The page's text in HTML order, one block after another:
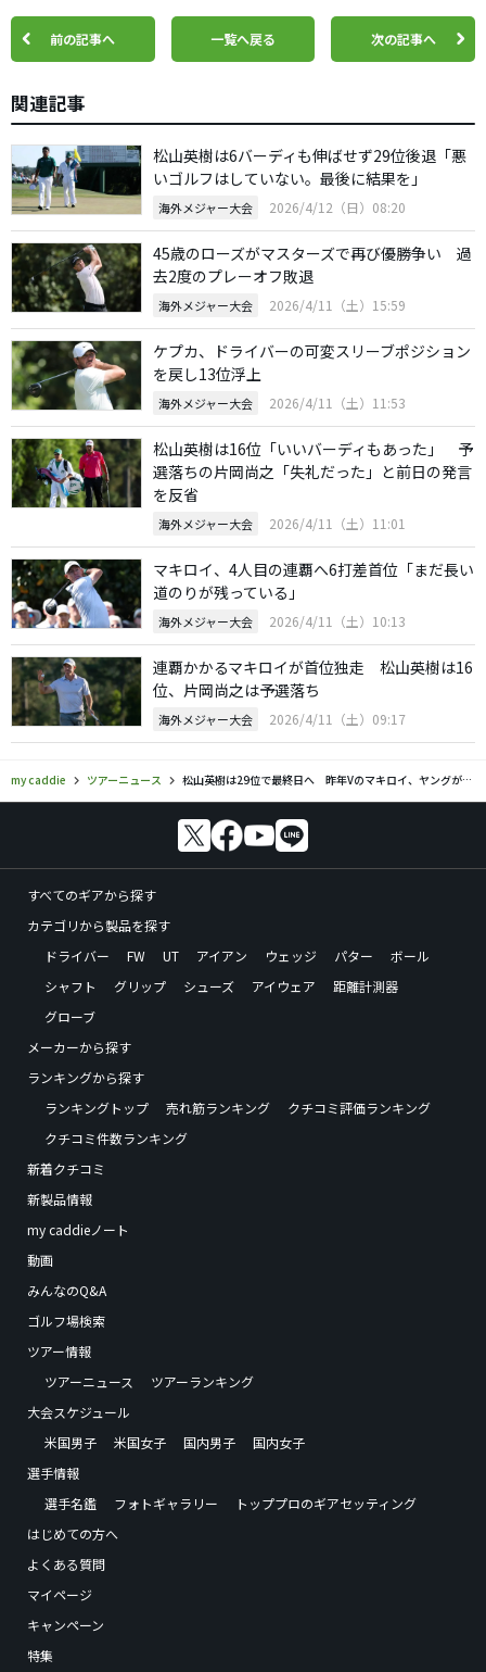
前の記事へ 一覧へ戻る 次の記事へ
関連記事
松山英樹は6バーディも伸ばせず29位後退「悪
いゴルフはしていない。最後に結果を」
海外メジャー大会 2026/4/12（日）08:20
45歳のローズがマスターズで再び優勝争い 過
去2度のプレーオフ敗退
海外メジャー大会 2026/4/11（土）15:59
ケプカ、ドライバーの可変スリーブポジション
を戻し13位浮上
海外メジャー大会 2026/4/11（土）11:53
松山英樹は16位「いいバーディもあった」 予
選落ちの片岡尚之「失礼だった」と前日の発言
を反省
海外メジャー大会 2026/4/11（土）11:01
マキロイ、4人目の連覇へ6打差首位「まだ長い
道のりが残っている」
海外メジャー大会 2026/4/11（土）10:13
連覇かかるマキロイが首位独走 松山英樹は16
位、片岡尚之は予選落ち
海外メジャー大会 2026/4/11（土）09:17
my caddie ツアーニュース 松山英樹は29位で最終日へ 昨年Vのマキロイ、ヤングが首位
すべてのギアから探す
カテゴリから製品を探す
ドライバー
FW UT アイアン ウェッジ パター
ボール
シャフト
グリップ シューズ アイウェア
距離計測器
グローブ
メーカーから探す
ランキングから探す
ランキングトップ
売れ筋ランキング
クチコミ評価ランキング
クチコミ件数ランキング
新着クチコミ
新製品情報
my caddieノート
動画
みんなのQ&A
ゴルフ場検索
ツアー情報
ツアーニュース
ツアーランキング
大会スケジュール
米国男子
米国女子 国内男子
国内女子
選手情報
選手名鑑
フォトギャラリー
トッププロのギアセッティング
はじめての方へ
よくある質問
マイページ
キャンペーン
特集